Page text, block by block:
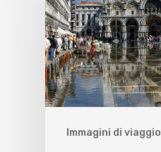
Immagini di viaggio